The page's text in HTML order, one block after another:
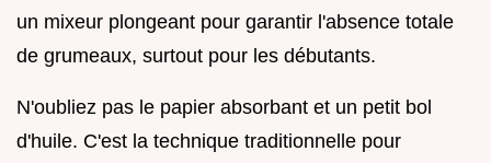
un mixeur plongeant pour garantir l'absence totale
de grumeaux, surtout pour les débutants.
N'oubliez pas le papier absorbant et un petit bol
d'huile. C'est la technique traditionnelle pour